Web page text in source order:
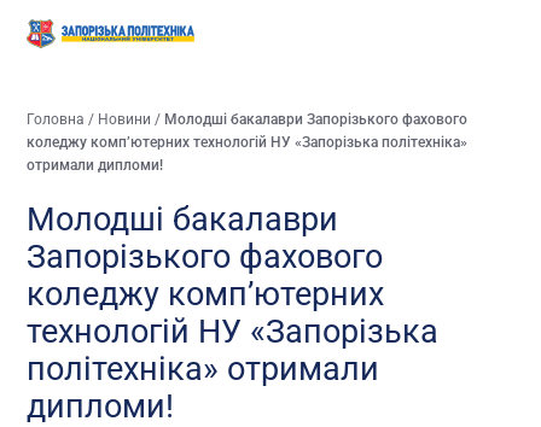
Головна / Новини / Молодші бакалаври Запорізького фахового
коледжу комп’ютерних технологій НУ «Запорізька політехніка»
отримали дипломи!
Молодші бакалаври
Запорізького фахового
коледжу комп’ютерних
технологій НУ «Запорізька
політехніка» отримали
дипломи!